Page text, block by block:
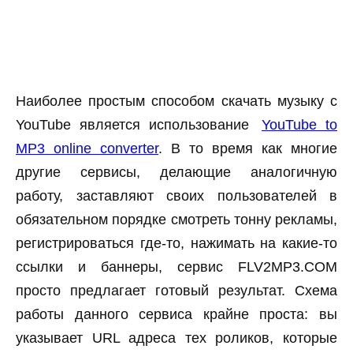
Наиболее простым способом скачать музыку с
YouTube является использование
YouTube to
MP3 online converter. В то время как многие
другие сервисы, делающие аналогичную
работу, заставляют своих пользователей в
обязательном порядке смотреть тонну рекламы,
регистрироваться где-то, нажимать на какие-то
ссылки и баннеры, сервис FLV2MP3.COM
просто предлагает готовый результат. Схема
работы данного сервиса крайне проста: вы
указывает URL адреса тех роликов, которые